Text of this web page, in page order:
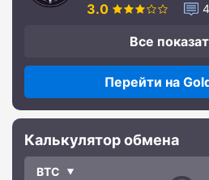
3.0
Все
Перейти на
Калькулятор обмена
BTC